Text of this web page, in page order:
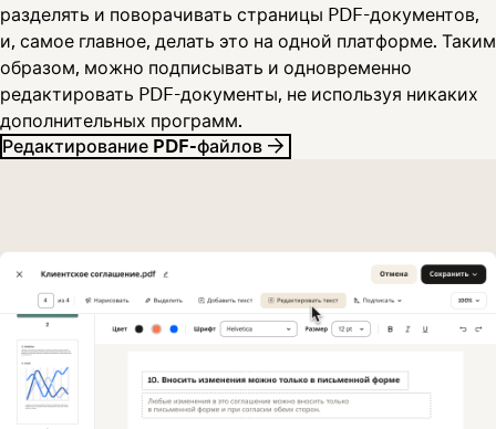
разделять и поворачивать страницы PDF-документов,
и, самое главное, делать это на одной платформе. Таким
образом, можно подписывать и одновременно
редактировать PDF-документы, не используя никаких
дополнительных программ.
Редактирование PDF-файлов